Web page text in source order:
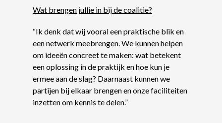
Wat brengen jullie in bij de coalitie?
“Ik denk dat wij vooral een praktische blik en
een netwerk meebrengen. We kunnen helpen
om ideeën concreet te maken: wat betekent
een oplossing in de praktijk en hoe kun je
ermee aan de slag? Daarnaast kunnen we
partijen bij elkaar brengen en onze faciliteiten
inzetten om kennis te delen.”